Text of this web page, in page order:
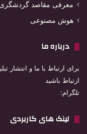
معرفی مقاصد گردشگری
هوش مصنوعی
درباره ما
برای ارتباط با ما و انتشار
ارتباط باشید
تلگرام:
لینک های کاربردی